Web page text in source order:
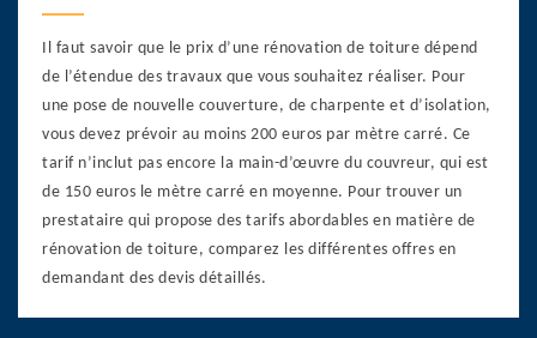
Il faut savoir que le prix d’une rénovation de toiture dépend
de l’étendue des travaux que vous souhaitez réaliser. Pour
une pose de nouvelle couverture, de charpente et d’isolation,
vous devez prévoir au moins 200 euros par mètre carré. Ce
tarif n’inclut pas encore la main-d’œuvre du couvreur, qui est
de 150 euros le mètre carré en moyenne. Pour trouver un
prestataire qui propose des tarifs abordables en matière de
rénovation de toiture, comparez les différentes offres en
demandant des devis détaillés.